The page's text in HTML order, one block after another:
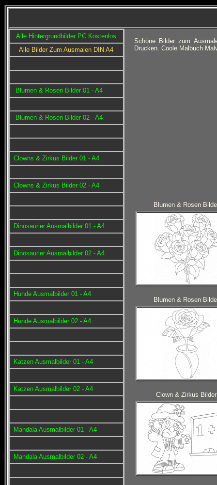
Alle Hintergrundbilder PC Kostenlos
Alle Bilder Zum Ausmalen DIN A4
Blumen & Rosen Bilder 01 - A4
Blumen & Rosen Bilder 02 - A4
Clowns & Zirkus Bilder 01 - A4
Clowns & Zirkus Bilder 02 - A4
Dinosaurier Ausmalbilder 01 - A4
Dinosaurier Ausmalbilder 02 - A4
Hunde Ausmalbilder 01 - A4
Hunde Ausmalbilder 02 - A4
Katzen Ausmalbilder 01 - A4
Katzen Ausmalbilder 02 - A4
Mandala Ausmalbilder 01 - A4
Mandala Ausmalbilder 02 - A4
Schöne Bilder zum
Drucken. Coole Malbuch
Blumen & Rosen
Blumen & Rosen
Clown & Zirkus Bilder